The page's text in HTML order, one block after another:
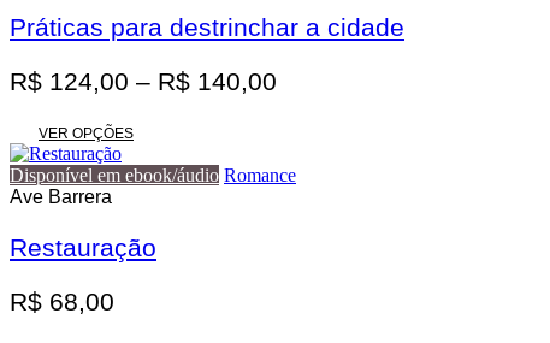
Práticas para destrinchar a cidade
R$ 124,00 – R$ 140,00
R$ 124,00
VER OPÇÕES
tem
Disponível em ebook/áudio Romance
Ave Barrera
Restauração
R$ 68,00